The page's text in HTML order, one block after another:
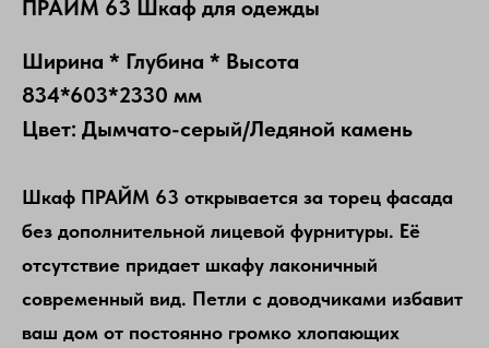
ПРАЙМ 63 Шкаф для одежды
Ширина * Глубина * Высота
834*603*2330 мм
Цвет: Дымчато-серый/Ледяной камень
Шкаф ПРАЙМ 63 открывается за торец фасада
без дополнительной лицевой фурнитуры. Её
отсутствие придает шкафу лаконичный
современный вид. Петли с доводчиками избавит
ваш дом от постоянно громко хлопающих